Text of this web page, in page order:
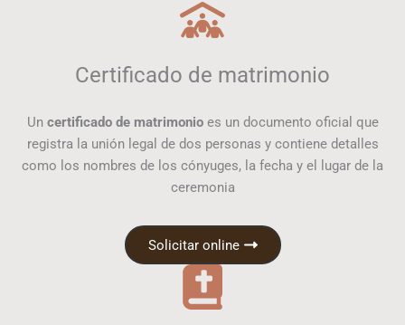
Certificado de matrimonio
Un certificado de matrimonioes un documento oficial que
registra la unión legal de dos personas y contiene detalles
como los nombres de los cónyuges, la fecha y el lugar de la
ceremonia
Solicitar online